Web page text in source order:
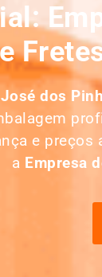
dos
e preços
a Empresa